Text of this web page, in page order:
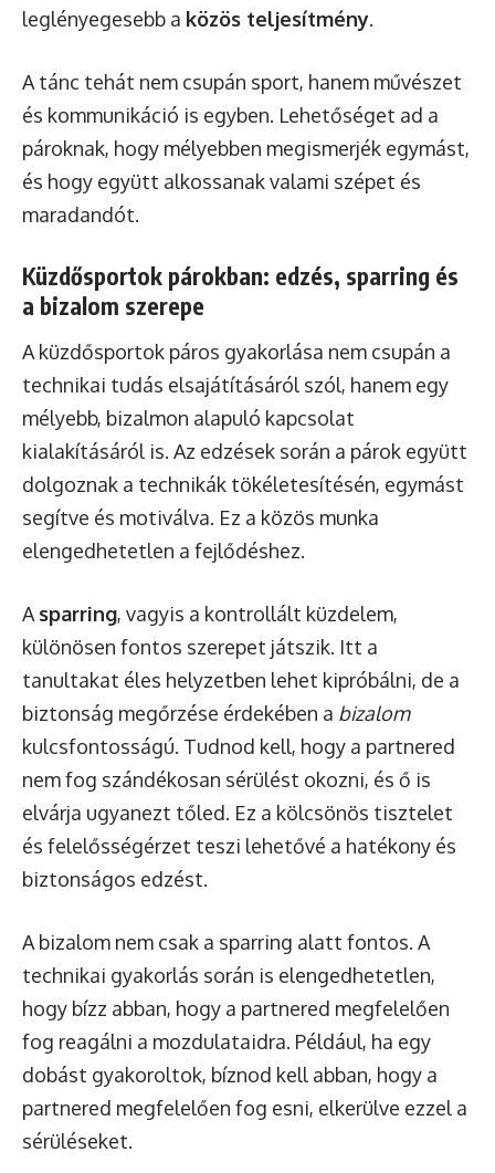
leglényegesebb a közös teljesítmény.
A tánc tehát nem csupán sport, hanem művészet
és kommunikáció is egyben. Lehetőséget ad a
pároknak, hogy mélyebben megismerjék egymást,
és hogy együtt alkossanak valami szépet és
maradandót.
Küzdősportok párokban: edzés, sparring és
a bizalom szerepe
A küzdősportok páros gyakorlása nem csupán a
technikai tudás elsajátításáról szól, hanem egy
mélyebb, bizalmon alapuló kapcsolat
kialakításáról is. Az edzések során a párok együtt
dolgoznak a technikák tökéletesítésén, egymást
segítve és motiválva. Ez a közös munka
elengedhetetlen a fejlődéshez.
A sparring, vagyis a kontrollált küzdelem,
különösen fontos szerepet játszik. Itt a
tanultakat éles helyzetben lehet kipróbálni, de a
biztonság megőrzése érdekében a bizalom
kulcsfontosságú. Tudnod kell, hogy a partnered
nem fog szándékosan sérülést okozni, és ő is
elvárja ugyanezt tőled. Ez a kölcsönös tisztelet
és felelősségérzet teszi lehetővé a hatékony és
biztonságos edzést.
A bizalom nem csak a sparring alatt fontos. A
technikai gyakorlás során is elengedhetetlen,
hogy bízz abban, hogy a partnered megfelelően
fog reagálni a mozdulataidra. Például, ha egy
dobást gyakoroltok, bíznod kell abban, hogy a
partnered megfelelően fog esni, elkerülve ezzel a
sérüléseket.